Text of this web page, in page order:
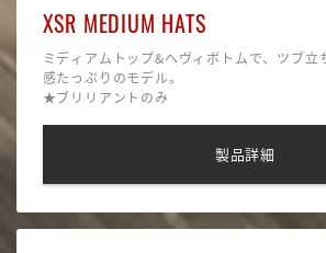
XSR MEDIUM HATS
ミディアムトップ&ヘヴィボトムで、ツブ立
感たっぷりのモデル。
★ブリリアントのみ
製品詳細